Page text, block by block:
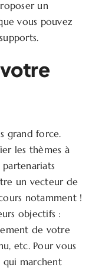
un
vous pouvez
grand force.
les thèmes à
un vecteur de
notamment !
objectifs :
de votre
etc. Pour vous
qui marchent